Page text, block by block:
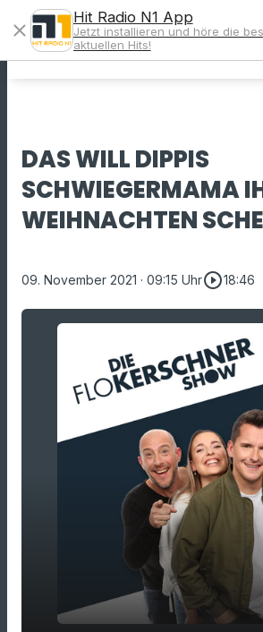
DAS WILL DIPPIS
SCHWIEGERMAMA
WEIHNACHTEN
09. November 2021 · 09:15 Uhrplay_circle_outline18:46
close
Hit Radio N1 App
Jetzt installieren und höre die
aktuellen Hits!